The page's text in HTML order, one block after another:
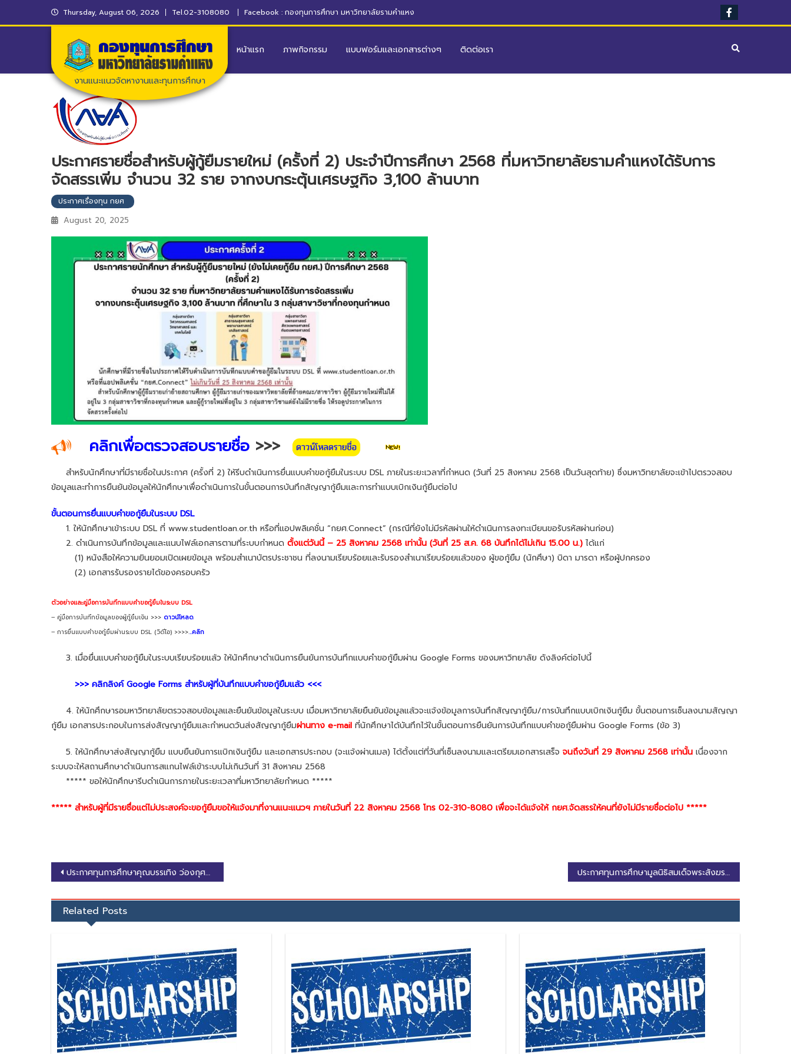
Thursday, August 06, 2026 Tel.02-3108080 Facebook : กองทุนการศึกษา มหาวิทยาลัยรามคำแหง
งานแนะแนวจัดหางานและทุนการศึกษา
หน้าแรก ภาพกิจกรรม แบบฟอร์มและเอกสารต่างๆ ติดต่อเรา
ประกาศรายชื่อสำหรับผู้กู้ยืมรายใหม่ (ครั้งที่ 2) ประจำปีการศึกษา 2568 ที่มหาวิทยาลัยรามคำแหงได้รับการ
จัดสรรเพิ่ม จำนวน 32 ราย จากงบกระตุ้นเศรษฐกิจ 3,100 ล้านบาท
ประกาศเรื่องทุน กยศ
August 20, 2025
คลิกเพื่อตรวจสอบรายชื่อ >>>
สำหรับนักศึกษาที่มีรายชื่อในประกาศ (ครั้งที่ 2) ให้รีบดำเนินการยื่นแบบคำขอกู้ยืมในระบบ DSL ภายในระยะเวลาที่กำหนด (วันที่ 25 สิงหาคม 2568 เป็นวันสุดท้าย) ซึ่งมหาวิทยาลัยจะเข้าไปตรวจสอบ
ข้อมูลและทำการยืนยันข้อมูลให้นักศึกษาเพื่อดำเนินการในขั้นตอนการบันทึกสัญญากู้ยืมและการทำแบบเบิกเงินกู้ยืมต่อไป
ขั้นตอนการยื่นแบบคำขอกู้ยืมในระบบ DSL
1. ให้นักศึกษาเข้าระบบ DSL ที่ www.studentloan.or.th หรือที่แอปพลิเคชั่น “กยศ.Connect” (กรณีที่ยังไม่มีรหัสผ่านให้ดำเนินการลงทะเบียนขอรับรหัสผ่านก่อน)
2. ดำเนินการบันทึกข้อมูลและแนบไฟล์เอกสารตามที่ระบบกำหนด ตั้งแต่วันนี้ – 25 สิงหาคม 2568 เท่านั้น (วันที่ 25 ส.ค. 68 บันทึกได้ไม่เกิน 15.00 น.) ได้แก่
(1) หนังสือให้ความยินยอมเปิดเผยข้อมูล พร้อมสำเนาบัตรประชาชน ที่ลงนามเรียบร้อยและรับรองสำเนาเรียบร้อยแล้วของ ผู้ขอกู้ยืม (นักศึษา) บิดา มารดา หรือผู้ปกครอง
(2) เอกสารรับรองรายได้ของครอบครัว
ตัวอย่างและคู่มือการบันทึกแบบคำขอกู้ยืมในระบบ DSL
– คู่มือการบันทึกข้อมูลของผู้กู้ยืมเงิน >>> ดาวน์โหลด
– การยื่นแบบคำขอกู้ยืมผ่านระบบ DSL (วิดีโอ) >>>>...คลิก
3. เมื่อยื่นแบบคำขอกู้ยืมในระบบเรียบร้อยแล้ว ให้นักศึกษาดำเนินการยืนยันการบันทึกแบบคำขอกู้ยืมผ่าน Google Forms ของมหาวิทยาลัย ดังลิงค์ต่อไปนี้
>>> คลิกลิงค์ Google Forms สำหรับผู้ที่บันทึกแบบคำขอกู้ยืมแล้ว <<<
4. ให้นักศึกษารอมหาวิทยาลัยตรวจสอบข้อมูลและยืนยันข้อมูลในระบบ เมื่อมหาวิทยาลัยยืนยันข้อมูลแล้วจะแจ้งข้อมูลการบันทึกสัญญากู้ยืม/การบันทึกแบบเบิกเงินกู้ยืม ขั้นตอนการเซ็นลงนามสัญญา
กู้ยืม เอกสารประกอบในการส่งสัญญากู้ยืมและกำหนดวันส่งสัญญากู้ยืมผ่านทาง e-mail ที่นักศึกษาได้บันทึกไว้ในขั้นตอนการยืนยันการบันทึกแบบคำขอกู้ยืมผ่าน Google Forms (ข้อ 3)
5. ให้นักศึกษาส่งสัญญากู้ยืม แบบยืนยันการเเบิกเงินกู้ยืม และเอกสารประกอบ (จะแจ้งผ่านเมล) ได้ตั้งแต่ที่วันที่เซ็นลงนามและเตรียมเอกสารเสร็จ จนถึงวันที่ 29 สิงหาคม 2568 เท่านั้น เนื่องจาก
ระบบจะให้สถานศึกษาดำเนินการสแกนไฟล์เข้าระบบไม่เกินวันที่ 31 สิงหาคม 2568
***** ขอให้นักศึกษารีบดำเนินการภายในระยะเวลาที่มหาวิทยาลัยกำหนด *****
***** สำหรับผู้ที่มีรายชื่อแต่ไม่ประสงค์จะขอกู้ยืมขอให้แจ้งมาที่งานแนะแนวฯ ภายในวันที่ 22 สิงหาคม 2568 โทร 02-310-8080 เพื่อจะได้แจ้งให้ กยศ.จัดสรรให้คนที่ยังไม่มีรายชื่อต่อไป *****
Post
navigation
ประกาศทุนการศึกษาคุณบรรเทิง ว่องกุศลกิจ ประจำปีการศึกษา 2568 ประกาศทุนการศึกษามูลนิธิสมเด็จพระสังฆราช (วาสนมหาเถระ) ประจำปีการศึกษา 2568
Related Posts